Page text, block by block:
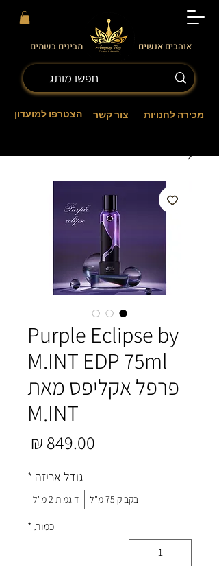
מבינים בשמים אוהבים אנשים
הצטרפו למועדון צור קשר מכירה לחנויות
Purple Eclipse by
M.INT EDP 75ml
פרפל אקליפס מאת
M.INT
גודל אריזה *
בקבוק 75 מ"ל דוגמית 2 מ"ל
כמות*